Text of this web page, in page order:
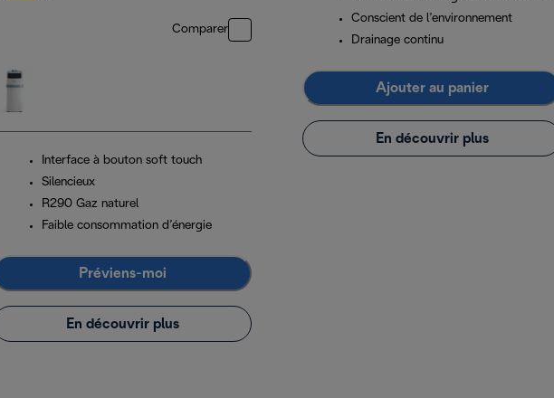
Comparer
Interface à bouton soft touch
Silencieux
R290 Gaz naturel
Faible consommation d’énergie
Préviens-moi
En découvrir plus
Conscient de l’environnement
Drainage continu
Ajouter au panier
En découvrir plus